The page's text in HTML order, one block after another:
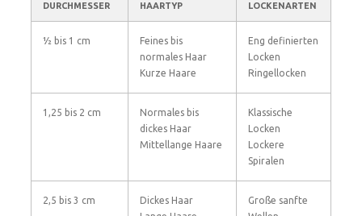
DURCHMESSER
HAARTYP
LOCKENARTEN
½ bis 1 cm
Feines bis
normales Haar
Kurze Haare
Eng definierten
Locken
Ringellocken
1,25 bis 2 cm
Normales bis
dickes Haar
Mittellange Haare
Klassische
Locken
Lockere
Spiralen
2,5 bis 3 cm
Dickes Haar
Große sanfte